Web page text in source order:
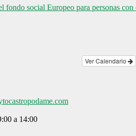
fondo social Europeo para personas con
Ver Calendario
a 14:00